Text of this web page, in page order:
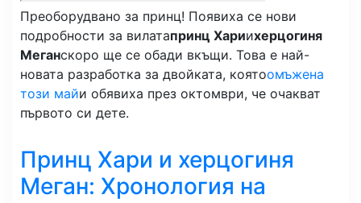
Преоборудвано за принц! Появиха се нови
подробности за вилатапринц Хариихерцогиня
Меганскоро ще се обади вкъщи. Това е най-
новата разработка за двойката, коятоомъжена
този майи обявиха през октомври, че очакват
първото си дете.
Принц Хари и херцогиня
Меган: Хронология на